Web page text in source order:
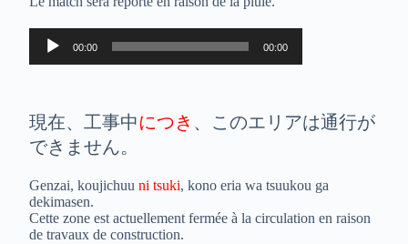
Lecteur
audio
00:00 00:00
現在、工事中につき 、このエリアは通行が
できません。
Genzai, koujichuuni tsuki, kono eria wa tsuukou ga
dekimasen.
Cette zone est actuellement fermée à la circulation en raison
de travaux de construction.